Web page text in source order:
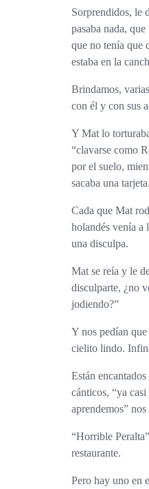
Sorprendidos, le dijimos que no
pasaba nada,
que no tenía que
estaba en la
Brindamos, varias veces esa noche,
con él y con sus
Y Mat lo torturaba jugando a
“clavarse como
por el suelo,
sacaba una tarjeta.
Cada que Mat rodaba por el suelo, el
holandés venía a
una disculpa.
Mat se reía y le decía, “ya deja de
disculparte, ¿no
jodiendo?”
Y nos pedían que cantáramos el
cielito lindo.
Están encantados con nuestros
cánticos, “ya casi
aprendemos”
“Horrible Peralta” suena en todo el
restaurante.
Pero hay uno en especial que les